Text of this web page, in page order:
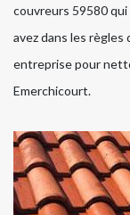
couvreurs 59580
avez dans les règles
entreprise pour
Emerchicourt.